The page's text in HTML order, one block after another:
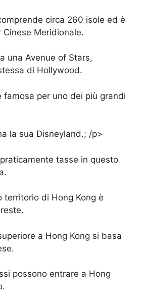
circa 260 isole ed è
Meridionale.
una Avenue of Stars,
di Hollywood.
famosa per uno dei più grandi
la sua Disneyland.; /p>
tasse in questo
territorio di Hong Kong è
a Hong Kong si basa
possono entrare a Hong